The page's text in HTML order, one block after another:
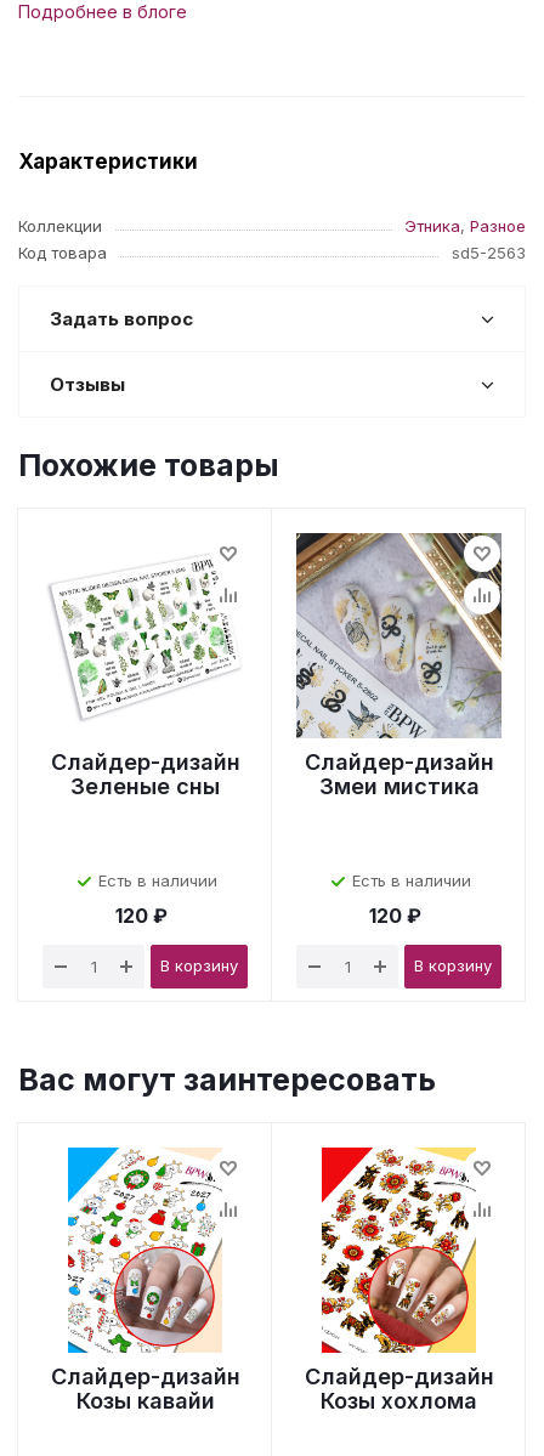
Подробнее в блоге
Характеристики
Коллекции Этника, Разное
Код товара
sd5-2563
Задать вопрос
Отзывы
Похожие товары
Слайдер-дизайн
Зеленые сны
Есть в наличии
120 ₽
В корзину
Слайдер-дизайн
Змеи мистика
Есть в наличии
120 ₽
В корзину
Вас могут заинтересовать
Слайдер-дизайн
Козы кавайи
Слайдер-дизайн
Козы хохлома